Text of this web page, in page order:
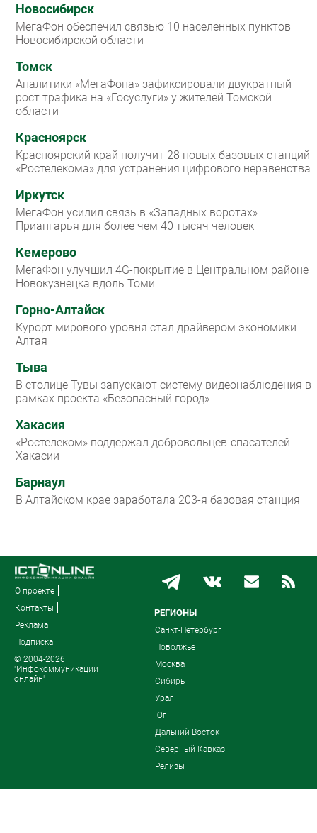
Новосибирск
МегаФон обеспечил связью 10 населенных пунктов
Новосибирской области
Томск
Аналитики «МегаФона» зафиксировали двукратный
рост трафика на «Госуслуги» у жителей Томской
области
Красноярск
Красноярский край получит 28 новых базовых станций
«Ростелекома» для устранения цифрового неравенства
Иркутск
МегаФон усилил связь в «Западных воротах»
Приангарья для более чем 40 тысяч человек
Кемерово
МегаФон улучшил 4G-покрытие в Центральном районе
Новокузнецка вдоль Томи
Горно-Алтайск
Курорт мирового уровня стал драйвером экономики
Алтая
Тыва
В столице Тувы запускают систему видеонаблюдения в
рамках проекта «Безопасный город»
Хакасия
«Ростелеком» поддержал добровольцев-спасателей
Хакасии
Барнаул
В Алтайском крае заработала 203-я базовая станция
О проекте
Контакты
Реклама
Подписка
© 2004-2026
"Инфокоммуникации
онлайн"
РЕГИОНЫ
Санкт-Петербург
Поволжье
Москва
Сибирь
Урал
Юг
Дальний Восток
Северный Кавказ
Релизы